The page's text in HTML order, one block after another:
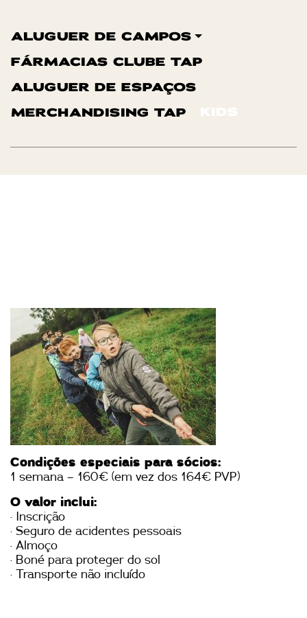
ALUGUER DE CAMPOS
FÁRMACIAS CLUBE TAP
ALUGUER DE ESPAÇOS
MERCHANDISING TAP
Condições especiais para sócios:
1 semana – 160€ (em vez dos 164€ PVP)
O valor inclui:
· Inscrição
· Seguro de acidentes pessoais
· Almoço
· Boné para proteger do sol
· Transporte não incluído